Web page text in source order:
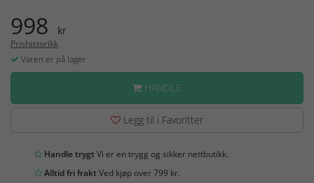
998 kr
Prishistorikk
Varen er på lager
HANDLE
Legg til i Favoritter
Handle trygtVi er en trygg og sikker nettbutikk.
Alltid fri fraktVed kjøp over 799 kr.